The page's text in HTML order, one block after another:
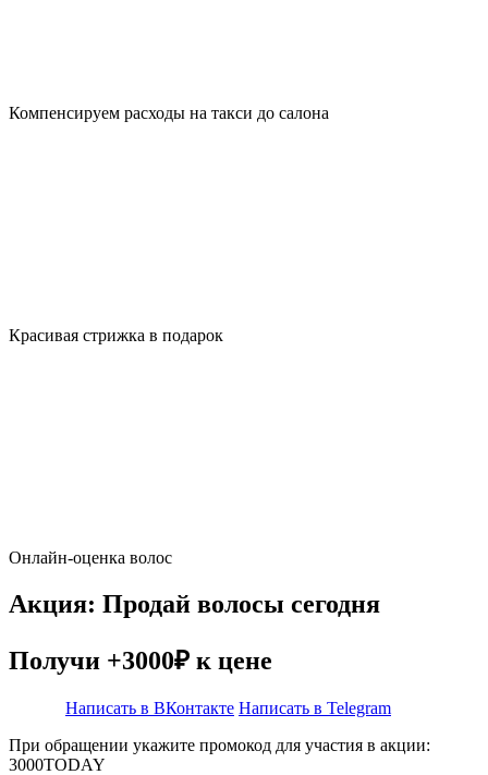
Компенсируем расходы на такси до салона
Красивая стрижка в подарок
Онлайн-оценка волос
Акция: Продай волосы сегодня
Получи +3000₽ к цене
Написать в ВКонтакте Написать в Telegram
При обращении укажите промокод для участия в акции:
3000TODAY